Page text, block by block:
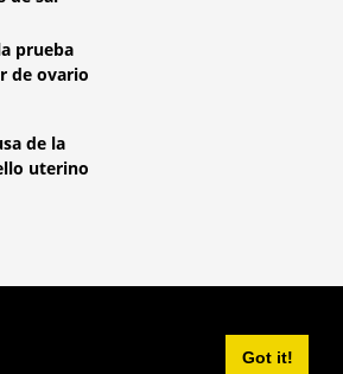
Got it!
prueba
de ovario
de la
uterino